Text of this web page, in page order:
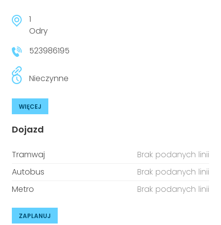
1
Odry
523986195
Nieczynne
WIĘCEJ
Dojazd
Tramwaj
Brak podanych linii
Autobus
Brak podanych linii
Metro
Brak podanych linii
ZAPLANUJ